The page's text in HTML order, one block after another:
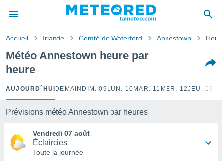
de
a
par
Accueil Irlande Comté de Waterford Annestown
Météo Annestown heure par
heure
AUJOURD´HUI DEMAIN DIM. 09 LUN. 10 MAR. 11 MER. 12JEU. 13
Prévisions météo Annestown par heures
Vendredi 07 août
Éclaircies
Toute la journée